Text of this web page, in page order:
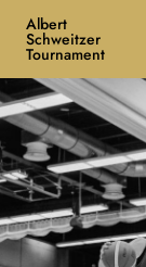
Albert
Schweitzer
Tournament